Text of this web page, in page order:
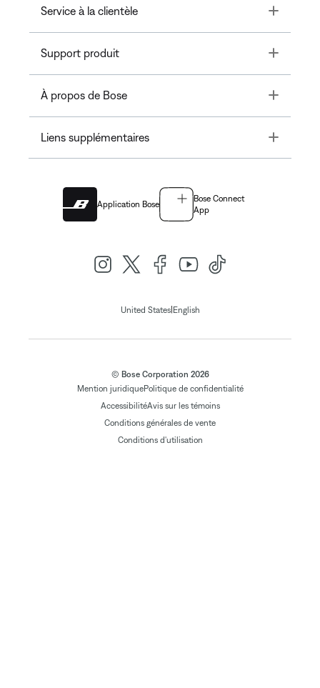
Service à la clientèle Toggle
Support produit Toggle
À propos de Bose Toggle
Liens supplémentaires Toggle
Application Bose
Bose Connect
App
United States| English
© Bose Corporation 2026
Mention juridiquePolitique de confidentialité
AccessibilitéAvis sur les témoins
Conditions générales de vente
Conditions d'utilisation